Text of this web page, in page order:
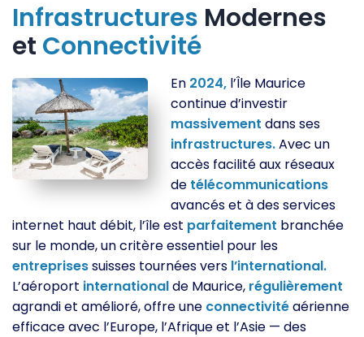
Infrastructures Modernes
et Connectivité
En 2024, l’Île Maurice
continue d’investir
massivement dans ses
infrastructures.Avec un
accès facilité aux réseaux
de télécommunications
avancés et à des services
internet haut débit, l’île est parfaitement branchée
sur le monde, un critère essentiel pour les
entreprisessuisses tournées vers l’international.
L’aéroport internationalde Maurice, régulièrement
agrandi et amélioré, offre une connectivitéaérienne
efficace avec l’Europe, l’Afrique et l’Asie — des